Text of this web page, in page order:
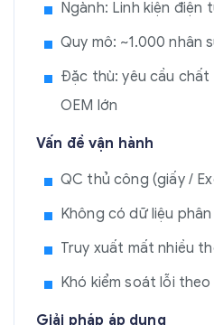
Ngành: Linh kiện điện
Quy mô: ~1.000 nhân
Đặc thù: yêu cầu chất
OEM lớn
Vấn đề vận hành
QC thủ công (giấy /
Không có dữ liệu
Truy xuất mất nhiều
Khó kiểm soát lỗi
Giải pháp áp dụng